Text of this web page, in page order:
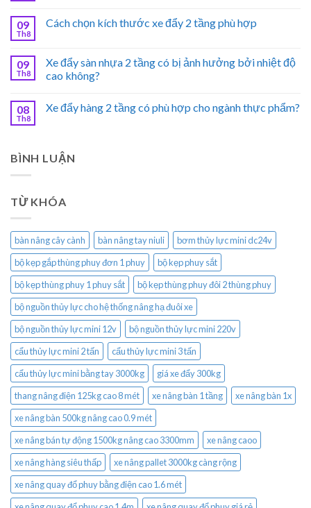
09
Th8
Cách chọn kích thước xe đẩy 2 tầng phù hợp
09
Th8
Xe đẩy sàn nhựa 2 tầng có bị ảnh hưởng bởi nhiệt độ
cao không?
08
Th8
Xe đẩy hàng 2 tầng có phù hợp cho ngành thực phẩm?
BÌNH LUẬN
TỪ KHÓA
bàn nâng cây cành bàn nâng tay niuli
bơm thủy lực mini dc24v
bộ kẹp gắp thùng phuy đơn 1 phuy
bộ kẹp phuy sắt
bộ kẹp thùng phuy 1 phuy sắt
bộ kẹp thùng phuy đôi 2 thùng phuy
bộ nguồn thủy lực cho hệ thống nâng hạ đuôi xe
bộ nguồn thủy lực mini 12v
bộ nguồn thủy lực mini 220v
cẩu thủy lực mini 2 tấn
cẩu thủy lực mini 3 tấn
cẩu thủy lực mini bằng tay 3000kg
giá xe đẩy 300kg
thang nâng điện 125kg cao 8 mét
xe nâng bàn 1 tầng
xe nâng bàn 1x
xe nâng bàn 500kg nâng cao 0.9 mét
xe nâng bán tự động 1500kg nâng cao 3300mm
xe nâng caoo
xe nâng hàng siêu thấp
xe nâng pallet 3000kg càng rộng
xe nâng quay đổ phuy bằng điện cao 1.6 mét